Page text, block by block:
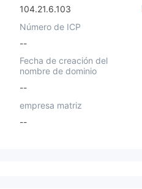
104.21.6.103
Número de ICP
--
Fecha de creación del
nombre de dominio
--
empresa matriz
--